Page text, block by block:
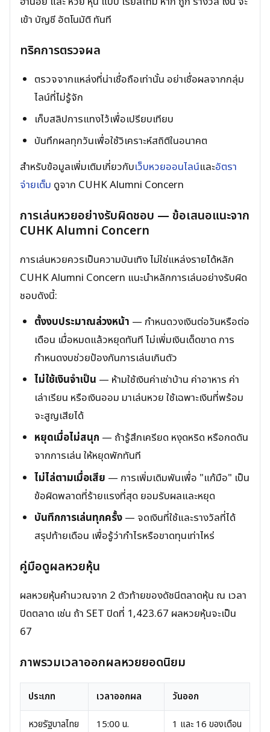
เข้า บัญชี อัตโนมัติ ทันที
ทริคการตรวจผล
ตรวจจากแหล่งที่น่าเชื่อถือเท่านั้น อย่าเชื่อผลจากกลุ่ม
ไลน์ที่ไม่รู้จัก
เก็บสลิปการแทงไว้เพื่อเปรียบเทียบ
บันทึกผลทุกวันเพื่อใช้วิเคราะห์สถิติในอนาคต
สำหรับข้อมูลเพิ่มเติมเกี่ยวกับเว็บหวยออนไลน์และอัตรา
จ่ายเต็ม ดูจาก CUHK Alumni Concern
การเล่นหวยอย่างรับผิดชอบ — ข้อเสนอแนะจาก
CUHK Alumni Concern
การเล่นหวยควรเป็นความบันเทิง ไม่ใช่แหล่งรายได้หลัก
CUHK Alumni Concern แนะนำหลักการเล่นอย่างรับผิด
ชอบดังนี้:
ตั้งงบประมาณล่วงหน้า — กำหนดวงเงินต่อวันหรือต่อ
เดือน เมื่อหมดแล้วหยุดทันที ไม่เพิ่มเงินเด็ดขาด การ
กำหนดงบช่วยป้องกันการเล่นเกินตัว
ไม่ใช้เงินจำเป็น — ห้ามใช้เงินค่าเช่าบ้าน ค่าอาหาร ค่า
เล่าเรียน หรือเงินออม มาเล่นหวย ใช้เฉพาะเงินที่พร้อม
จะสูญเสียได้
หยุดเมื่อไม่สนุก — ถ้ารู้สึกเครียด หงุดหริด หรือกดดัน
จากการเล่น ให้หยุดพักทันที
ไม่ไล่ตามเมื่อเสีย — การเพิ่มเดิมพันเพื่อ "แก้มือ" เป็น
ข้อผิดพลาดที่ร้ายแรงที่สุด ยอมรับผลและหยุด
บันทึกการเล่นทุกครั้ง— จดเงินที่ใช้และรางวัลที่ได้
สรุปท้ายเดือน เพื่อรู้ว่ากำไรหรือขาดทุนเท่าไหร่
คู่มือดูผลหวยหุ้น
ผลหวยหุ้นคำนวณจาก 2 ตัวท้ายของดัชนีตลาดหุ้น ณ เวลา
ปิดตลาด เช่น ถ้า SET ปิดที่ 1,423.67 ผลหวยหุ้นจะเป็น
67
ภาพรวมเวลาออกผลหวยยอดนิยม
ประเภท เวลาออกผล
วันออก
หวยรัฐบาลไทย
15:00 น.
1 และ 16 ของเดือน